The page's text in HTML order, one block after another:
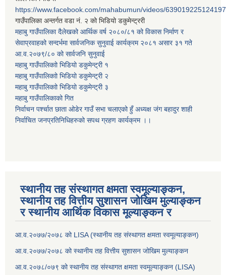
https://www.facebook.com/mahabumun/videos/639019225124197
गाउँपालिका अन्तर्गत वडा नं. २ को भिडियो डकुमेन्ट्ररी
महाबु गाउँपालिका दैलेखको आर्थिक वर्ष २०८०/८१ को विकास निर्माण र
सेवाप्रवाहको सन्दर्भमा सार्वजनिक सुनुवाई कार्यक्रम २०८१ असार ३१ गते
आ.व.२०७९/८० को सार्वजनि सुनुवाई
महाबु गाउँपालिकाो भिडियो डकुमेन्ट्री १
महाबु गाउँपालिकाो भिडियो डकुमेन्ट्री २
महाबु गाउँपालिकाो भिडियो डकुमेन्ट्री ३
महाबु गाउँपालिकाको गित
निर्वाचन पर्श्चात छाता ओडेर गाउँ सभा चलाएको हुँ अध्यक्ष जंग बहादुर शाही
निर्वाचित जनप्रतिनिधिहरुको सपथ ग्रहण कार्यक्रम ।।
स्थानीय तह संस्थागत क्षमता स्वमूल्याङ्कन,
स्थानीय तह वित्तीय सुशासन जोखिम मुल्याङ्कन
र स्थानीय आर्थिक विकास मूल्याङ्कन र
आ.व.२०७७/२०७८ को LISA (स्थानीय तह संस्थागत क्षमता स्वमूल्याङ्कन)
आ.व.२०७७/२०७८ को स्थानीय तह वित्तीय सुशासन जोखिम मुल्याङ्कन
आ.व.२०७८/०७९ को स्थानीय तह संस्थागत क्षमता स्वमूल्याङ्कन (LISA)